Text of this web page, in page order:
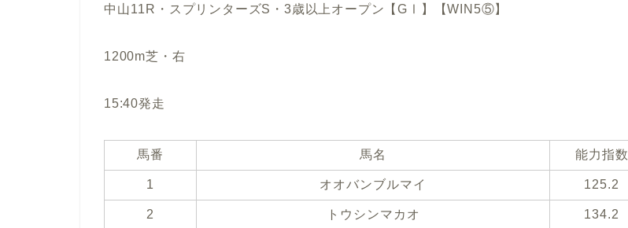
中山11R・スプリンターズS・3歳以上オープン【GⅠ】【WIN5⑤】
1200m芝・右
15:40発走
馬番 馬名 能力指数
1 オオバンブルマイ 125.2
2 トウシンマカオ 134.2